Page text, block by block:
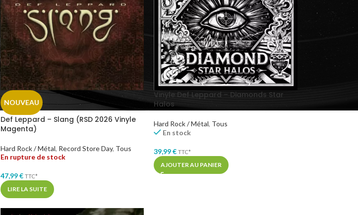
NOUVEAU
Def Leppard – Slang (RSD 2026 Vinyle
Magenta)
Hard Rock / Métal, Record Store Day, Tous
En rupture de stock
47,99€ TTC*
LIRE LA SUITE
Vinyle Def Leppard – Diamonds Star
Halos
Hard Rock / Métal, Tous
En stock
39,99€ TTC*
AJOUTER AU PANIER